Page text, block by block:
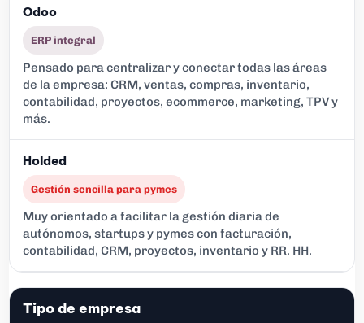
ERP integral
Pensado para centralizar y conectar todas las áreas
de la empresa: CRM, ventas, compras, inventario,
contabilidad, proyectos, ecommerce, marketing, TPV y
más.
Gestión sencilla para pymes
Muy orientado a facilitar la gestión diaria de
autónomos, startups y pymes con facturación,
contabilidad, CRM, proyectos, inventario y RR. HH.
Tipo de empresa